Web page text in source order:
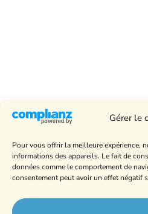
Gérer le
Pour vous offrir la meilleure expérience,
informations des appareils. Le fait de
données comme le comportement de
consentement peut avoir un effet négatif